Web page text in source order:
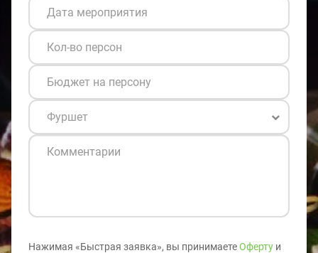
Нажимая «Быстрая заявка», вы принимаетеОферту и